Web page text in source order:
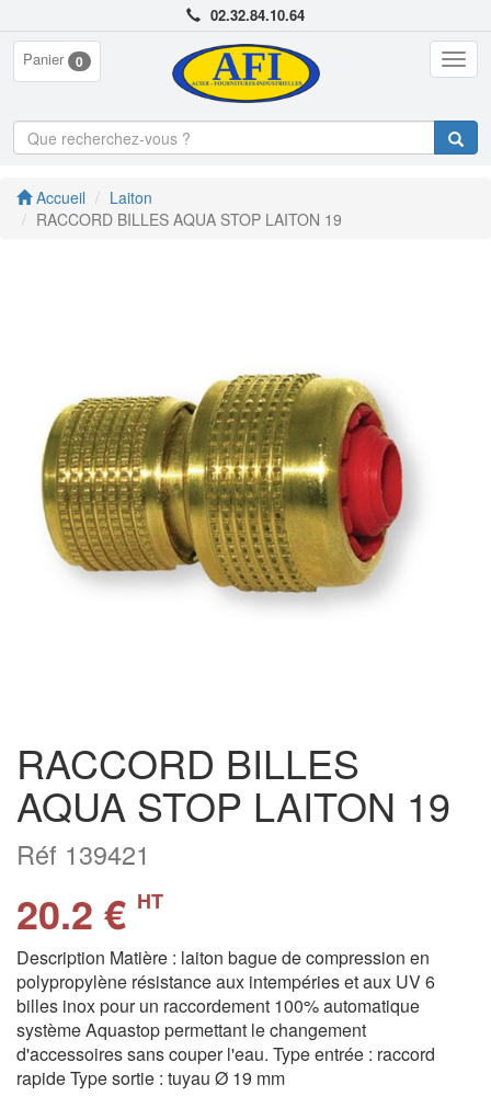
02.32.84.10.64
Panier 0
Accueil
Laiton
RACCORD BILLES AQUA STOP LAITON 19
RACCORD BILLES
AQUA STOP LAITON 19
Réf 139421
20.2 € HT
Description Matière : laiton bague de compression en
polypropylène résistance aux intempéries et aux UV 6
billes inox pour un raccordement 100% automatique
système Aquastop permettant le changement
d'accessoires sans couper l'eau. Type entrée : raccord
rapide Type sortie : tuyau Ø 19 mm